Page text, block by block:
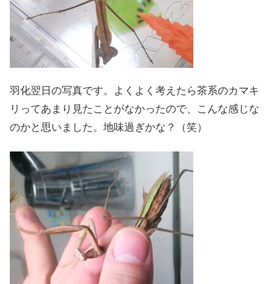
羽化翌日の写真です。よくよく考えたら茶系のカマキ
リってあまり見たことがなかったので、こんな感じな
のかと思いました。地味過ぎかな？（笑）